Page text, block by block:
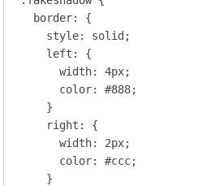
border: {
    style: solid;
left : {
      width:
4px;
color: #888;
    }
right : {
      width:
2px;
color: #ccc;
    }